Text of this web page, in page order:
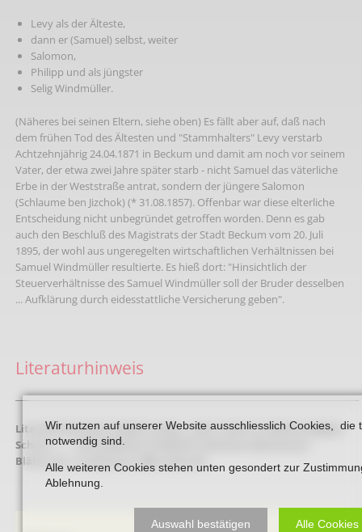
Levy als der Älteste,
dann er (Samuel) selbst, weiter
Salomon,
Philipp und als jüngster
Selig Windmüller.
(Näheres bei seinen Eltern, siehe oben) Es fällt aber auf, daß nach
dem frühen Tod des Ältesten und "Stammhalters" Levy verstarb
Achtzehnjährig 24.04.1871 in Beckum und damit am noch vor seinem
Vater, der etwa zwei Jahre später starb - nicht Samuel das väterliche
Erbe in der Weststraße antrat, sondern der jüngere Salomon
(Schlaume ben Jizchok) (* 31.08.1857). Offenbar war diese elterliche
Entscheidung nicht unbegründet getroffen worden. Denn es gab
auch den Beschluß des Magistrats der Stadt Beckum vom 20. Juli
1895, der wohl aus ungeregelten wirtschaftlichen Verhältnissen bei
Samuel Windmüller resultierte. Es hieß dort: "Hinsichtlich der
Steuerverhältnisse des Samuel Windmüller soll der Bruder desselben
... Aufklärung durch eidesstattliche Versicherung geben".
Literaturhinweis
_____________________________________________________________________________________
Literaturhinweis:Hubert Lukas: „Hier ruhen in Gottes seligem
Schutz …“ – Der jüdische Friedhof in Beckum (Beckumer
Blätter Nr. 3), Beckum 1988. Seite 68
Wir nutzen auf unserer Website ausschliesslich Cookies, die
notwendig sind.
Alle weiteren Cookies stehen unten gesondert zur
Ablehnung.
Auswahl bestätigen Alle